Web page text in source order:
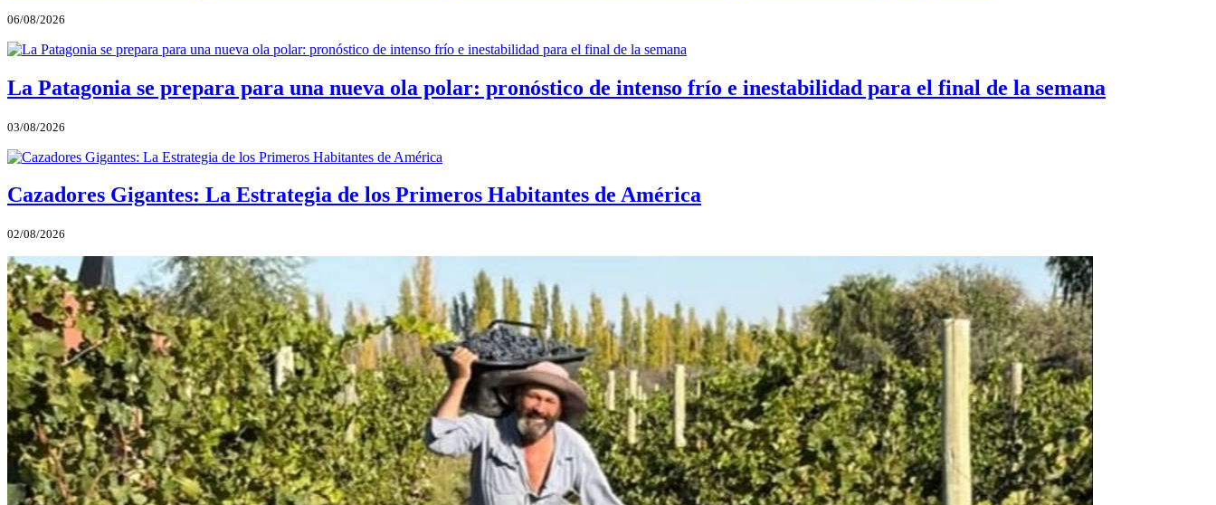
06/08/2026
La Patagonia se prepara para una nueva ola polar: pronóstico de intenso frío e inestabilidad para el final de la semana
03/08/2026
Cazadores Gigantes: La Estrategia de los Primeros Habitantes de América
02/08/2026